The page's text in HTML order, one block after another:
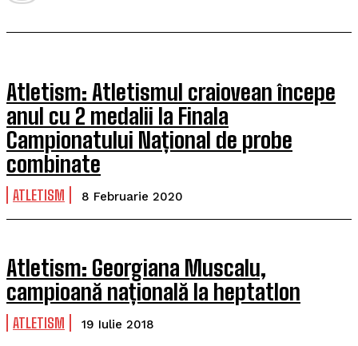
Atletism: Atletismul craiovean începe
anul cu 2 medalii la Finala
Campionatului Național de probe
combinate
ATLETISM 8 Februarie 2020
Atletism: Georgiana Muscalu,
campioană națională la heptatlon
ATLETISM 19 Iulie 2018